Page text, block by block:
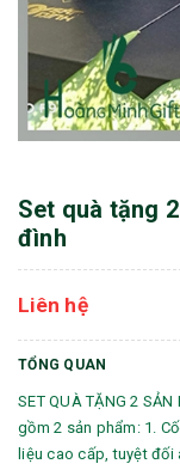
Set quà tặng
đình
Liên hệ
TỔNG QUAN
SET QUÀ TẶNG 2
gồm 2 sản phẩm: 1.
liệu cao cấp, tuyệt